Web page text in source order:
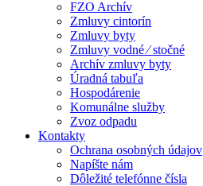
FZO Archív
Zmluvy cintorín
Zmluvy byty
Zmluvy vodné ⁄ stočné
Archív zmluvy byty
Úradná tabuľa
Hospodárenie
Komunálne služby
Zvoz odpadu
Kontakty
Ochrana osobných údajov
Napíšte nám
Dôležité telefónne čísla